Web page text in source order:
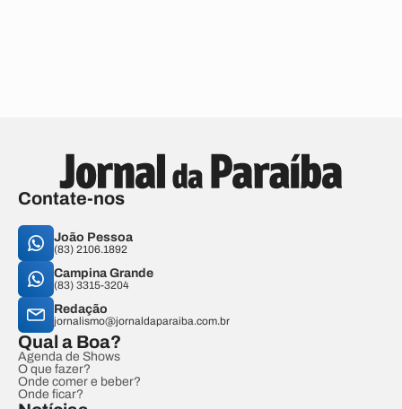
Contate-nos
João Pessoa
(83) 2106.1892
Campina Grande
(83) 3315-3204
Redação
jornalismo@jornaldaparaiba.com.br
Qual a Boa?
Agenda de Shows
O que fazer?
Onde comer e beber?
Onde ficar?